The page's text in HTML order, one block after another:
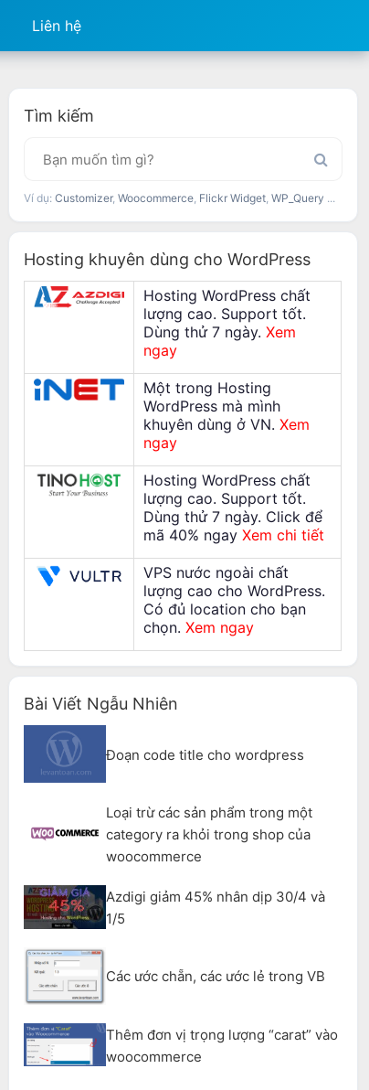
Liên hệ
Tìm kiếm
Ví dụ:Customizer,Woocommerce, Flickr Widget,WP_Query ...
Hosting khuyên dùng cho WordPress
Hosting WordPress chất
lượng cao. Support tốt.
Dùng thử 7 ngày.Xem
ngay
Một trong Hosting
WordPress mà mình
khuyên dùng ở VN.Xem
ngay
Hosting WordPress chất
lượng cao. Support tốt.
Dùng thử 7 ngày. Click để
mã 40% ngayXem chi tiết
VPS nước ngoài chất
lượng cao cho WordPress.
Có đủ location cho bạn
chọn.Xem ngay
Bài Viết Ngẫu Nhiên
Đoạn code title cho wordpress
Loại trừ các sản phẩm trong một
category ra khỏi trong shop của
woocommerce
Azdigi giảm 45% nhân dịp 30/4 và
1/5
Các ước chẵn, các ước lẻ trong VB
Thêm đơn vị trọng lượng “carat” vào
woocommerce